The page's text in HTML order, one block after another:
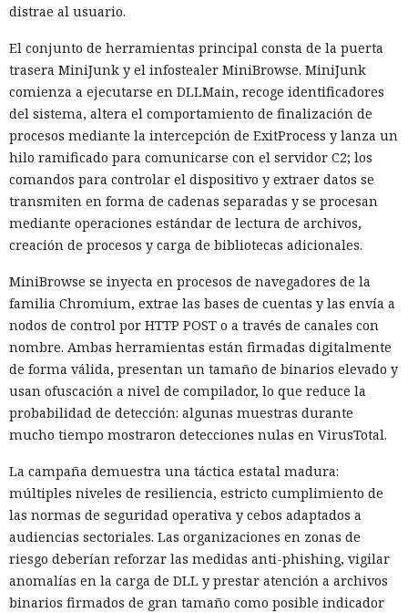
distrae al usuario.
El conjunto de herramientas principal consta de la puerta
trasera MiniJunk y el infostealer MiniBrowse. MiniJunk
comienza a ejecutarse en DLLMain, recoge identificadores
del sistema, altera el comportamiento de finalización de
procesos mediante la intercepción de ExitProcess y lanza un
hilo ramificado para comunicarse con el servidor C2; los
comandos para controlar el dispositivo y extraer datos se
transmiten en forma de cadenas separadas y se procesan
mediante operaciones estándar de lectura de archivos,
creación de procesos y carga de bibliotecas adicionales.
MiniBrowse se inyecta en procesos de navegadores de la
familia Chromium, extrae las bases de cuentas y las envía a
nodos de control por HTTP POST o a través de canales con
nombre. Ambas herramientas están firmadas digitalmente
de forma válida, presentan un tamaño de binarios elevado y
usan ofuscación a nivel de compilador, lo que reduce la
probabilidad de detección: algunas muestras durante
mucho tiempo mostraron detecciones nulas en VirusTotal.
La campaña demuestra una táctica estatal madura:
múltiples niveles de resiliencia, estricto cumplimiento de
las normas de seguridad operativa y cebos adaptados a
audiencias sectoriales. Las organizaciones en zonas de
riesgo deberían reforzar las medidas anti-phishing, vigilar
anomalías en la carga de DLL y prestar atención a archivos
binarios firmados de gran tamaño como posible indicador